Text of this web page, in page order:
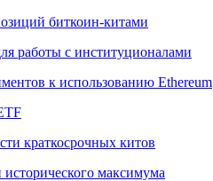
биткоин-китами
работы с институционалами
к использованию Ethereum
краткосрочных китов
максимума